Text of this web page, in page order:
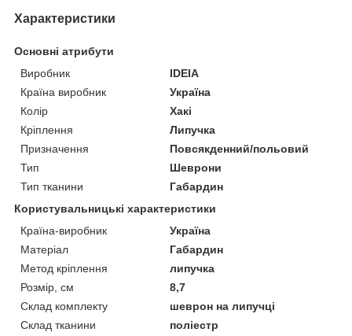
Характеристики
Основні атрибути
Виробник
IDEIA
Країна виробник
Україна
Колір
Хакі
Кріплення
Липучка
Призначення
Повсякденний/польовий
Тип
Шеврони
Тип тканини
Габардин
Користувальницькі характеристики
Країна-виробник
Україна
Матеріал
Габардин
Метод кріплення
липучка
Розмір, см
8,7
Склад комплекту
шеврон на липучці
Склад тканини
поліестр